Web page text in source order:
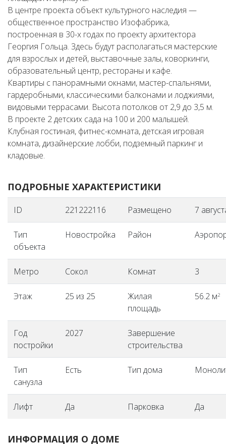
В центре проекта объект культурного наследия —
общественное пространство Изофабрика,
построенная в 30-х годах по проекту архитектора
Георгия Гольца. Здесь будут располагаться мастерские
для взрослых и детей, выставочные залы, коворкинги,
образовательный центр, рестораны и кафе.
Квартиры с панорамными окнами, мастер-спальнями,
гардеробными, классическими балконами и лоджиями,
видовыми террасами. Высота потолков от 2,9 до 3,5 м.
В проекте 2 детских сада на 100 и 200 малышей.
Клубная гостиная, фитнес-комната, детская игровая
комната, дизайнерские лобби, подземный паркинг и
кладовые.
ПОДРОБНЫЕ ХАРАКТЕРИСТИКИ
ID 221222116 Размещено 7
Тип
объекта
Новостройка Район
Метро Сокол Комнат 3
Этаж 25 из 25
Жилая
площадь
56.2 м2
Год
постройки
2027
Завершение
строительства
Тип
санузла
Есть Тип дома
Лифт Да Парковка Да
ИНФОРМАЦИЯ О ДОМЕ